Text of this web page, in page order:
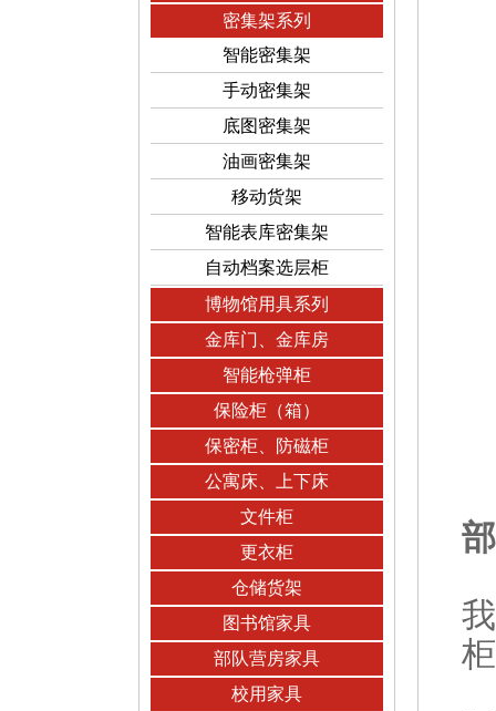
密集架系列
智能密集架
手动密集架
底图密集架
油画密集架
移动货架
智能表库密集架
自动档案选层柜
博物馆用具系列
金库门、金库房
智能枪弹柜
保险柜（箱）
保密柜、防磁柜
公寓床、上下床
文件柜
更衣柜
仓储货架
图书馆家具
部队营房家具
校用家具